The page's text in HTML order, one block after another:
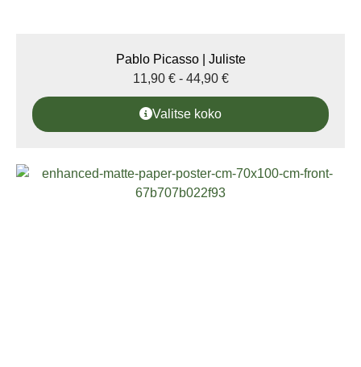
Pablo Picasso | Juliste
11,90 € - 44,90 €
Valitse koko